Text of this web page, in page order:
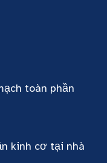
toàn phần
kinh cơ tại nhà